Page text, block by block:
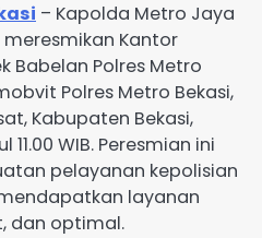
– Kapolda Metro Jaya
meresmikan Kantor
Babelan Polres Metro
Polres Metro Bekasi,
Kabupaten Bekasi,
WIB. Peresmian ini
pelayanan kepolisian
layanan
dan optimal.